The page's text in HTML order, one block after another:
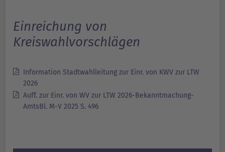
Einreichung von
Kreiswahlvorschlägen
Information Stadtwahlleitung zur Einr. von KWV zur LTW
2026
Auff. zur Einr. von WV zur LTW 2026-Bekanntmachung-
AmtsBl. M-V 2025 S. 496